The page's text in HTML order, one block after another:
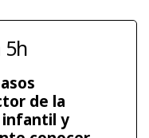
5h
de la
infantil y